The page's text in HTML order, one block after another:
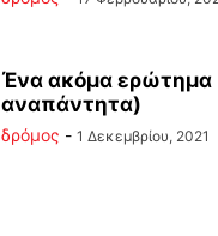
Ένα ακόμα ερώτημα
αναπάντητα)
δρόμος - 1 Δεκεμβρίου, 2021